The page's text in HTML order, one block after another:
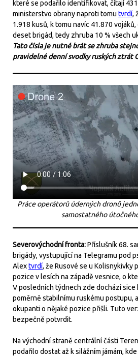
které se podařilo identifikovat, čítají
ministerstvo obrany naproti tomu tvrdí,
1.918 kusů, k tomu navíc 41.870
deset brigád, tedy zhruba 10 % všech
Tato čísla je nutné brát se zhruba
pravidelné denní svodky ruských ztrát
Práce operátorů úderných dronů
samostatného
Severovýchodní fronta:Příslušník 68.
brigády, vystupující na Telegramu pod
Alextvrdí, že Rusové se u Kolisnykivky
pozice v lesích na západě vesnice, o
V posledních týdnech zde dochází sice
poměrně stabilnímu ruskému postupu,
okupanti o nějaké pozice přišli. Tuto
bezpečně potvrdit.
Na východní straně centrální části
podařilo dostat až k silážním jámám,